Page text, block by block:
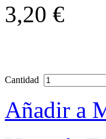
3,20 €
Cantidad
Añadir a